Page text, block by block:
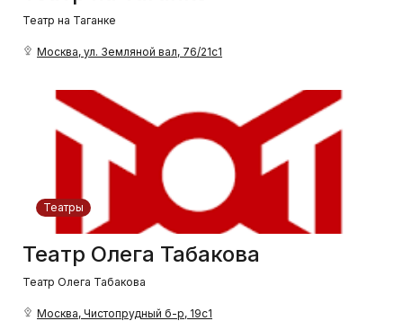
Театр на Таганке
Москва, ул. Земляной вал, 76/21с1
Театры
Театр Олега Табакова
Театр Олега Табакова
Москва, Чистопрудный б-р, 19с1